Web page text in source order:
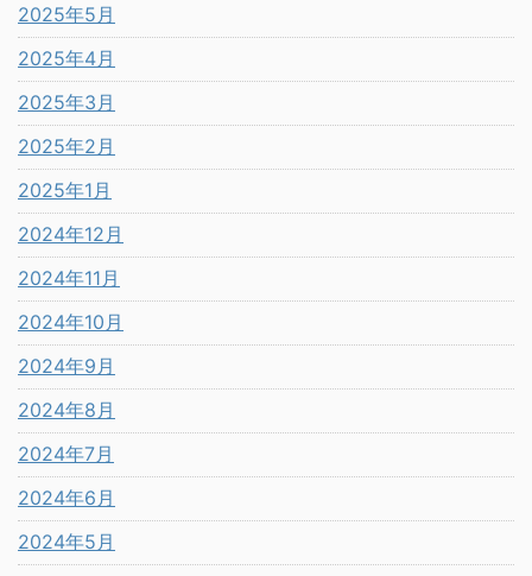
2025年5月
2025年4月
2025年3月
2025年2月
2025年1月
2024年12月
2024年11月
2024年10月
2024年9月
2024年8月
2024年7月
2024年6月
2024年5月